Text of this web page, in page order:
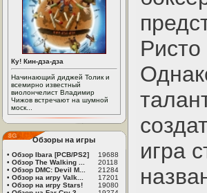
Ку! Кин-дза-дза
Начинающий диджей Толик и
всемирно известный
виолончелист Владимир
Чижов встречают на шумной
моск...
Обзоры на игры
• Обзор Ibara [PCB/PS2]
19688
• Обзор The Walking ...
20118
• Обзор DMC: Devil M...
21284
• Обзор на игру Valk...
17201
• Обзор на игру Stars!
19080
игра